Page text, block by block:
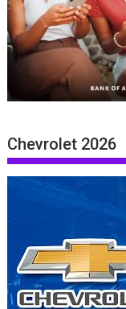
Chevrolet 2026